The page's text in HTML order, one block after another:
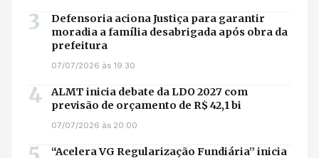
3
Defensoria aciona Justiça para garantir
moradia a família desabrigada após obra da
prefeitura
07/07/2026 às 19:30
4
ALMT inicia debate da LDO 2027 com
previsão de orçamento de R$ 42,1 bi
07/07/2026 às 20:00
“Acelera VG Regularização Fundiária” inicia